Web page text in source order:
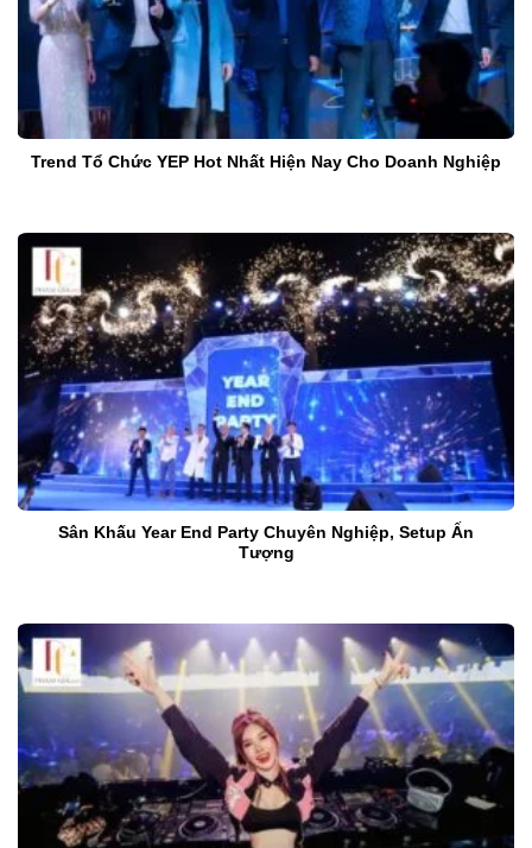
Trend Tổ Chức YEP Hot Nhất Hiện Nay Cho Doanh Nghiệp
Sân Khấu Year End Party Chuyên Nghiệp, Setup Ấn
Tượng